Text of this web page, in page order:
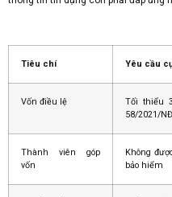
Tiêu chí Yêu cầu
Vốn điều lệ
Tối thiểu
58/2021/
Thành viên góp
vốn
Không
bảo hiểm